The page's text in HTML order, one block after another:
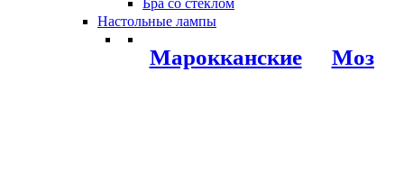
Бра со стеклом
Настольные лампы
Марокканские